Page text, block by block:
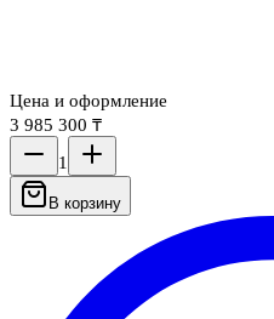
Цена и оформление
3 985 300 ₸
1
В корзину